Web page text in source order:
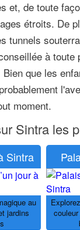
et, de toute
étroits. De
tunnels
à toute
que les
moment.
Sintra les
Sintra
au
jardins